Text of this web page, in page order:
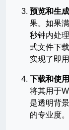
预览和生成
果。如果
秒钟内处
式文件下
实现了即用
下载和使用
将其用于
是透明背
的专业度。